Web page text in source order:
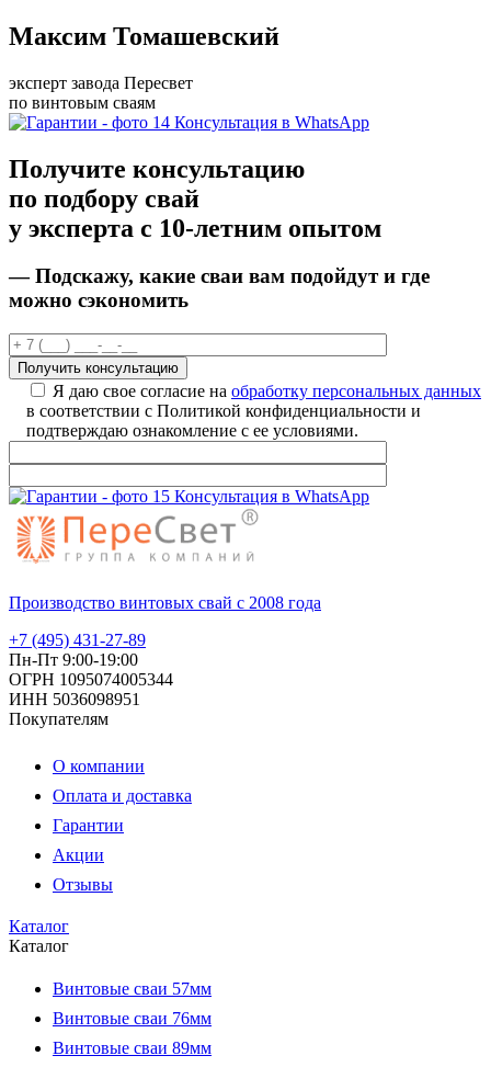
Максим Томашевский
эксперт завода Пересвет
по винтовым сваям
Консультация в WhatsApp
Получите консультацию
по подбору свай
у эксперта с 10-летним опытом
— Подскажу, какие сваи вам подойдути где
можно сэкономить
Я даю свое согласие на обработку персональных данных
в соответствии с Политикой конфиденциальности и
подтверждаю ознакомление с ее условиями.
Консультация в WhatsApp
Производство винтовых свай с 2008 года
+7 (495) 431-27-89
Пн-Пт 9:00-19:00
ОГРН 1095074005344
ИНН 5036098951
Покупателям
О компании
Оплата и доставка
Гарантии
Акции
Отзывы
Каталог
Каталог
Винтовые сваи 57мм
Винтовые сваи 76мм
Винтовые сваи 89мм